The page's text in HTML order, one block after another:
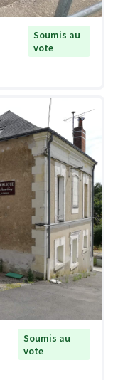
Soumis au
vote
Soumis au
vote